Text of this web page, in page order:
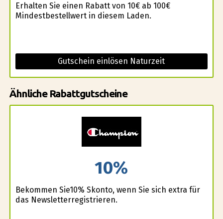
Erhalten Sie einen Rabatt von 10€ ab 100€
Mindestbestellwert in diesem Laden.
Gutschein einlösen Naturzeit
Ähnliche Rabattgutscheine
10%
Bekommen Sie10% Skonto, wenn Sie sich extra für
das Newsletterregistrieren.